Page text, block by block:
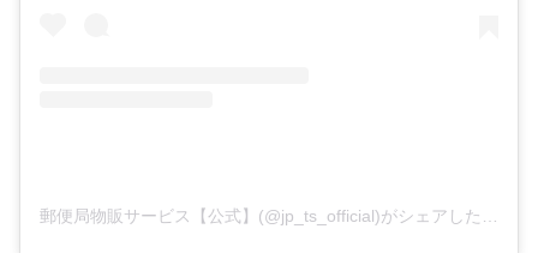
郵便局物販サービス【公式】(@jp_ts_official)がシェアした投稿